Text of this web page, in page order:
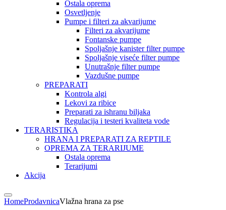
Ostala oprema
Osvetljenje
Pumpe i filteri za akvarijume
Filteri za akvarijume
Fontanske pumpe
Spoljašnje kanister filter pumpe
Spoljašnje viseće filter pumpe
Unutrašnje filter pumpe
Vazdušne pumpe
PREPARATI
Kontrola algi
Lekovi za ribice
Preparati za ishranu biljaka
Regulacija i testeri kvaliteta vode
TERARISTIKA
HRANA I PREPARATI ZA REPTILE
OPREMA ZA TERARIJUME
Ostala oprema
Terarijumi
Akcija
HomeProdavnicaVlažna hrana za pse